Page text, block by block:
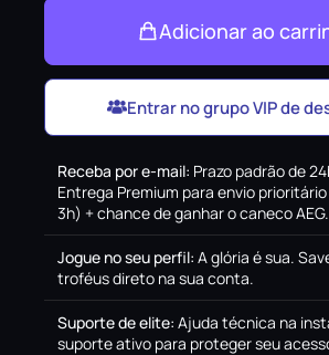
Adicionar ao
Entrar no grupo VIP de
Receba por e-mail: Prazo padrão de
Entrega Premium para envio
3h) + chance de ganhar o caneco AEG.
Jogue no seu perfil: A glória é sua.
troféus direto na sua conta.
Suporte de elite: Ajuda técnica na
suporte ativo para proteger seu